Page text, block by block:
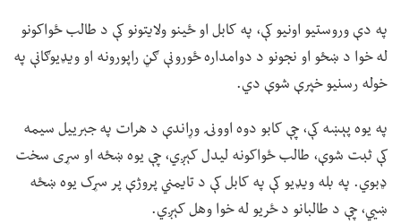
په دې وروستیو اونیو کې، په کابل او ځینو ولایتونو کې د طالب ځواکونو
له خوا د ښځو او نجونو د دوامداره ځورونې ګڼ راپورونه او ویډیوګانې په
خوله رسنیو خپرې شوې دي.
په یوه پېښه کې، چې کابو دوه اوونۍ وړاندې د هرات په جبرییل سیمه
کې ثبت شوې، طالب ځواکونه لیدل کېږي، چې یوه ښځه او سړی سخت
ډبوي. په بله ویډیو کې په کابل کې د تایمني پروژې پر سړک یوه ښځه
ښيي، چې د طالبانو د ځریو له خوا وهل کېږي.